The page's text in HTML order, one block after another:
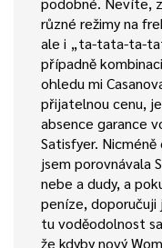
různé režimy na
ale i „ta-tata-ta-
případně
ohledu mi
přijatelnou cenu,
absence garance
Satisfyer.
jsem porovnávala
nebe a dudy, a
peníze, doporučuji
tu voděodolnost
že kdyby nový